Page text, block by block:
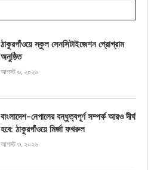
ঠাকুরগাঁওয়ে স্কুল সেনসিটাইজেশন প্রোগ্রাম
অনুষ্ঠিত
আগস্ট ৬, ২০২৬
বাংলাদেশ-নেপালের বন্ধুত্বপূর্ণ সম্পর্ক আরও দীর্ঘ
হবে: ঠাকুরগাঁওয়ে মির্জা ফখরুল
আগস্ট ৩, ২০২৬